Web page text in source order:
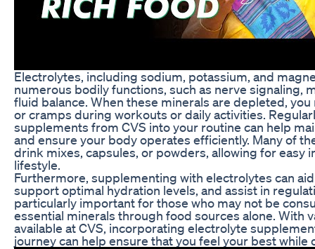
Electrolytes, including sodium, potassium, and
numerous bodily functions, such as nerve signaling,
fluid balance. When these minerals are depleted,
or cramps during workouts or daily activities.
supplements from CVS into your routine can help
and ensure your body operates efficiently. Many of
drink mixes, capsules, or powders, allowing for easy
lifestyle.
Furthermore, supplementing with electrolytes can
support optimal hydration levels, and assist in
particularly important for those who may not be
essential minerals through food sources alone. With
available at CVS, incorporating electrolyte
journey can help ensure that you feel your best